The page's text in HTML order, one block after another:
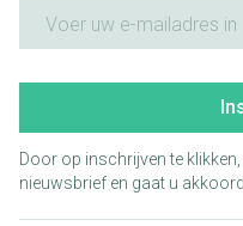
Door op inschrijven te
nieuwsbrief en gaat u